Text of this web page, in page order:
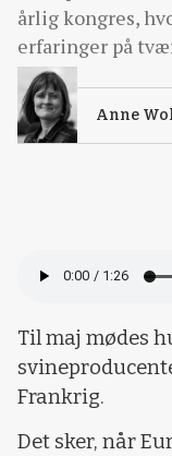
årlig kongres,
erfaringer på
Anne
Til maj mødes
Frankrig.
Det sker, når